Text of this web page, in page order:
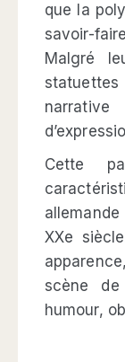
que la
savoir-
Malgré
statuettes
Cette
XXe
scène
humour,